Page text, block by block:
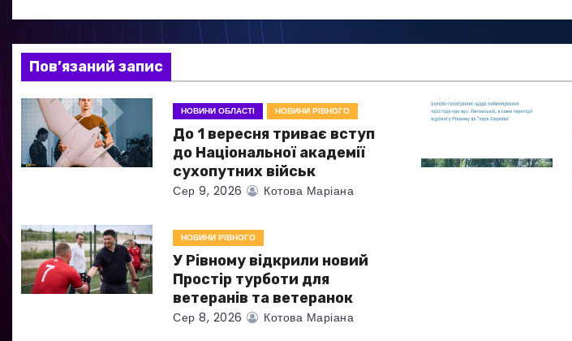
і
я
з
а
п
с
і
в
Пов’язаний запис
НОВИНИ ОБЛАСТІ НОВИНИ РІВНОГО
До 1 вересня триває вступ
до Національної академії
сухопутних військ
Сер 9, 2026 Котова Маріана
НОВИНИ РІВНОГО
У Рівному відкрили новий
Простір турботи для
ветеранів та ветеранок
Сер 8, 2026 Котова Маріана